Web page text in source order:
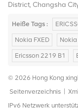
District, Changsha
Heiße Tags :
Nokia FXED Nokia
Ericsson 2219 B1
© 2026 Hong Kong
Seitenverzeichnis
Xml
IPv6 Netzwerk